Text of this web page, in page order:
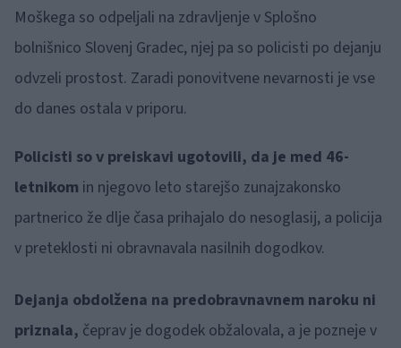
Moškega so odpeljali na zdravljenje v Splošno
bolnišnico Slovenj Gradec, njej pa so policisti po dejanju
odvzeli prostost. Zaradi ponovitvene nevarnosti je vse
do danes ostala v priporu.
Policisti so v preiskavi ugotovili, da je med 46-
letnikom in njegovo leto starejšo zunajzakonsko
partnerico že dlje časa prihajalo do nesoglasij, a policija
v preteklosti ni obravnavala nasilnih dogodkov.
Dejanja obdolžena na predobravnavnem naroku ni
priznala, čeprav je dogodek obžalovala, a je pozneje v